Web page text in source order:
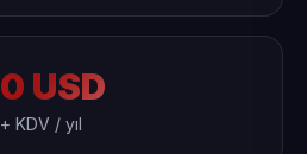
USD
+ KDV / yıl